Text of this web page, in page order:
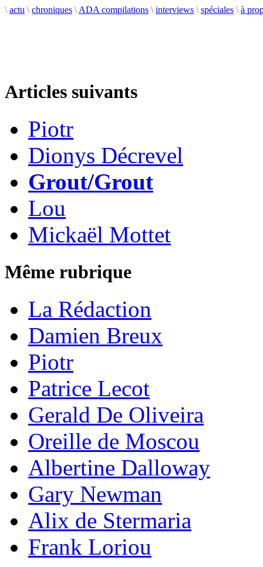
\ actu \ chroniques \ ADA compilations \ interviews \ spéciales \ à
Articles suivants
Piotr
Dionys Décrevel
Grout/Grout
Lou
Mickaël Mottet
Même rubrique
La Rédaction
Damien Breux
Piotr
Patrice Lecot
Gerald De Oliveira
Oreille de Moscou
Albertine Dalloway
Gary Newman
Alix de Stermaria
Frank Loriou